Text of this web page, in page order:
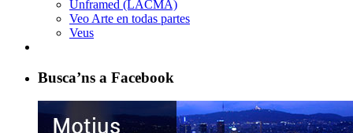
Unframed (LACMA)
Veo Arte en todas partes
Veus
Busca’ns a Facebook